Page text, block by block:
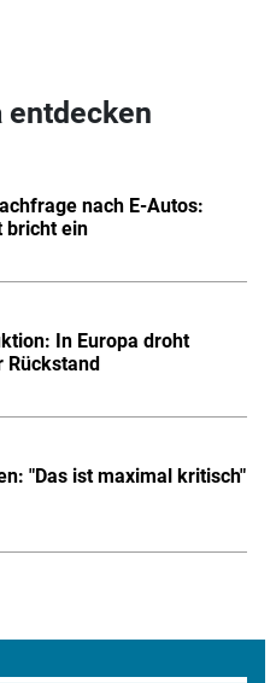
entdecken
nach E-Autos:
bricht ein
In Europa droht
Rückstand
"Das ist maximal kritisch"